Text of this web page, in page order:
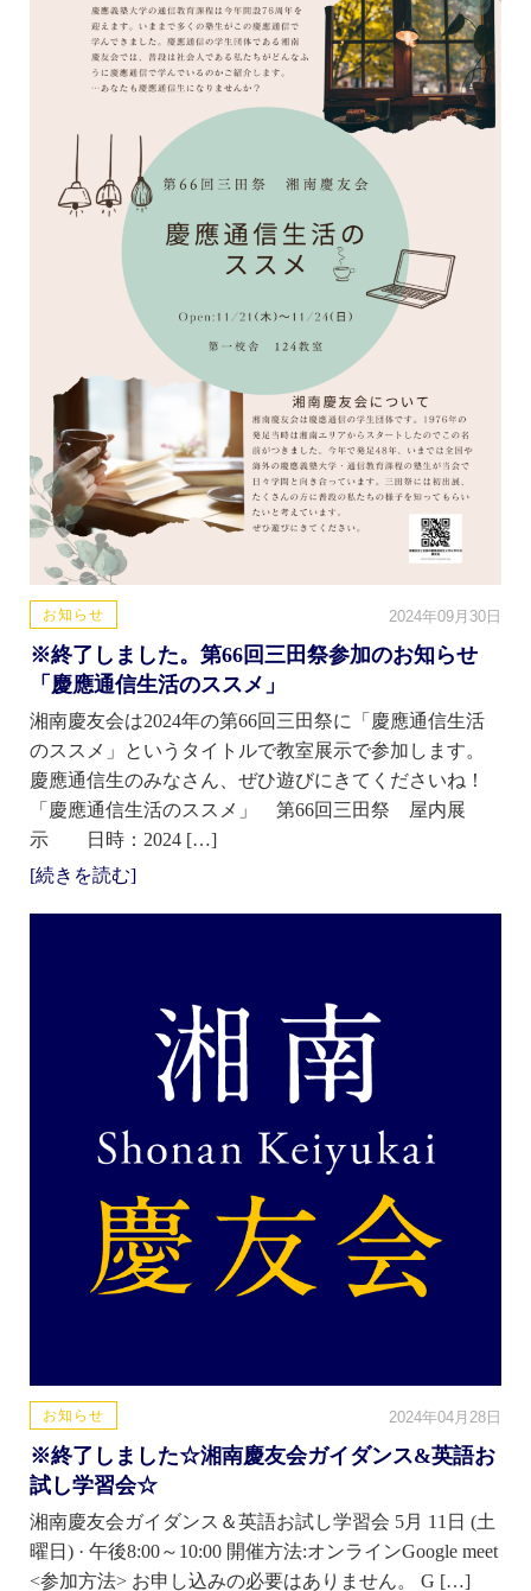
お知らせ 2024年09月30日
※終了しました。第66回三田祭参加のお知らせ
「慶應通信生活のススメ」
湘南慶友会は2024年の第66回三田祭に「慶應通信生活
のススメ」というタイトルで教室展示で参加します。
慶應通信生のみなさん、ぜひ遊びにきてくださいね！
「慶應通信生活のススメ」 第66回三田祭 屋内展
示 日時：2024 […]
[続きを読む]
お知らせ 2024年04月28日
※終了しました☆湘南慶友会ガイダンス&英語お
試し学習会☆
湘南慶友会ガイダンス＆英語お試し学習会 5月 11日 (土
曜日) · 午後8:00～10:00 開催方法:オンラインGoogle meet
<参加方法> お申し込みの必要はありません。 G […]